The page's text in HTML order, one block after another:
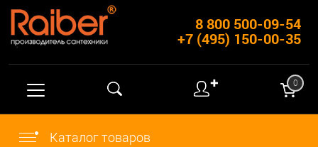
8 800 500-09-54
+7 (495) 150-00-35
✚ 0
Каталог товаров